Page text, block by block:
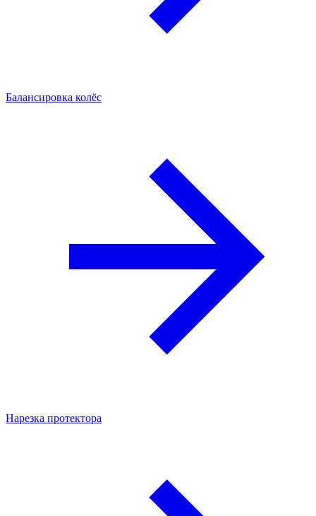
Балансировка колёс
Нарезка протектора